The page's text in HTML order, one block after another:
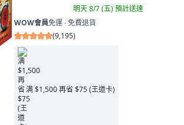
明天 8/7 (五)預計送達
WOW會員免運 ∙ 免費退貨
(9,195)
满 $1,500 再省 $75 (王道卡)